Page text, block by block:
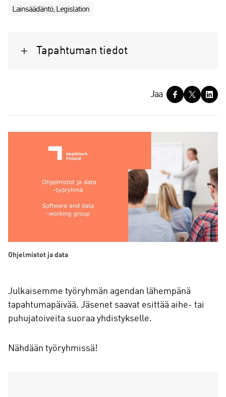
Lainsäädäntö, Legislation
Tapahtuman tiedot
a
Jaa
Ohjelmistot ja data
Julkaisemme työryhmän agendan lähempänä
tapahtumapäivää. Jäsenet saavat esittää aihe- tai
puhujatoiveita suoraa yhdistykselle.
Nähdään työryhmissä!